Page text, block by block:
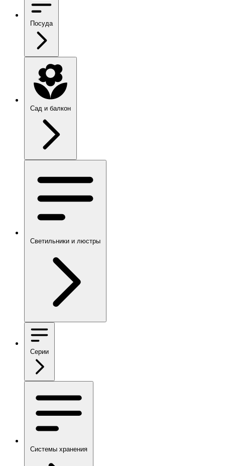
Посуда
Сад и балкон
Светильники и люстры
Серии
Системы хранения